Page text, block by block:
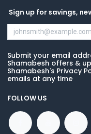
Sign up for savings,
Submit your email
Shamabesh offers &
Shamabesh's Privacy
emails at any time
FOLLOW US